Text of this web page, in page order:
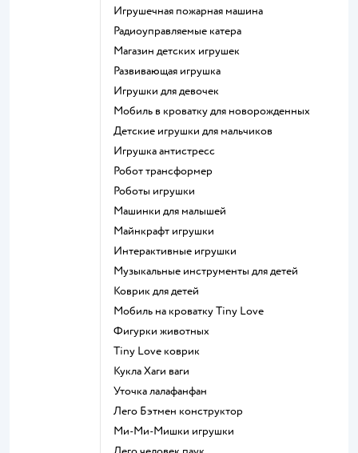
Игрушечная пожарная машина
Радиоуправляемые катера
Магазин детских игрушек
Развивающая игрушка
Игрушки для девочек
Мобиль в кроватку для новорожденных
Детские игрушки для мальчиков
Игрушка антистресс
Робот трансформер
Роботы игрушки
Машинки для малышей
Майнкрафт игрушки
Интерактивные игрушки
Музыкальные инструменты для детей
Коврик для детей
Мобиль на кроватку Tiny Love
Фигурки животных
Tiny Love коврик
Кукла Хаги ваги
Уточка лалафанфан
Лего Бэтмен конструктор
Ми-Ми-Мишки игрушки